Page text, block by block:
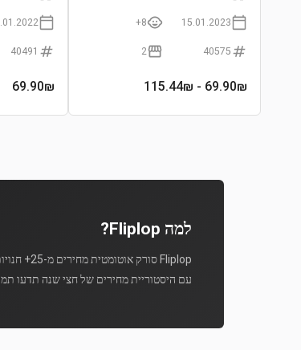
15.01.2023
8+
40575
2
69.90₪
- 115.44₪
40491
69.90₪
למה Fliplop?
Fliplop סורק אוטומטית מחירים מ-25+ חנויות לגו ישראליות מספר פעמים ביום.
עם היסטוריית מחירים של חצי שנה תדעו